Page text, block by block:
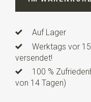
verstellbaren
Auf Lager
Werktags vor
versendet!
100 %
von 14 Tagen)